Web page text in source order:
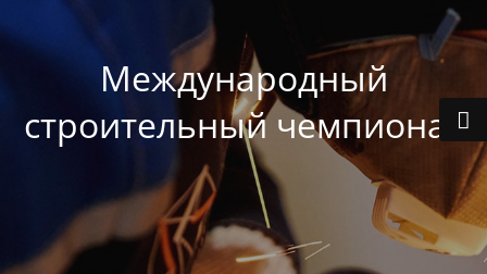
Международный
строительный чемпионат